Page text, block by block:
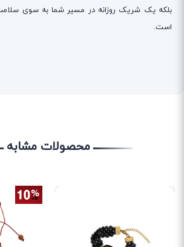
بلکه یک شریک روزانه در مسیر شما به سوی
است.
محصولات مشابه